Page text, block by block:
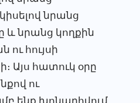
նրանց
և նրանց կողքին
ու հույսի
Այս հատուկ օրը
ու